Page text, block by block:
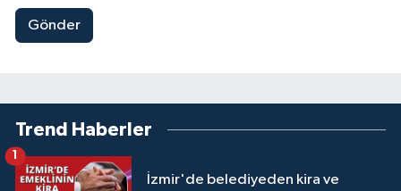
Gönder
Trend Haberler
İzmir'de belediyeden kira ve